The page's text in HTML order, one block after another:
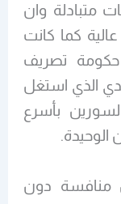
متبادلة وان
كما كانت
تصريف
الذي استغل
بأسرع
الوحيدة.
منافسة دون